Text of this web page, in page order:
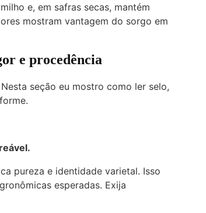
e, em safras secas, mantém
mostram vantagem do sorgo em
e procedência
seção eu mostro como ler selo,
pureza e identidade varietal. Isso
esperadas. Exija